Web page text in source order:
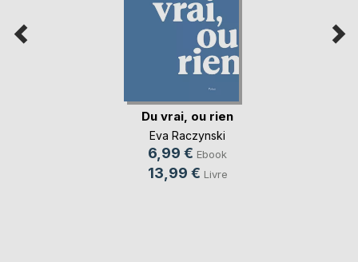
Du vrai, ou rien
Eva Raczynski
6,99 € Ebook
13,99 € Livre